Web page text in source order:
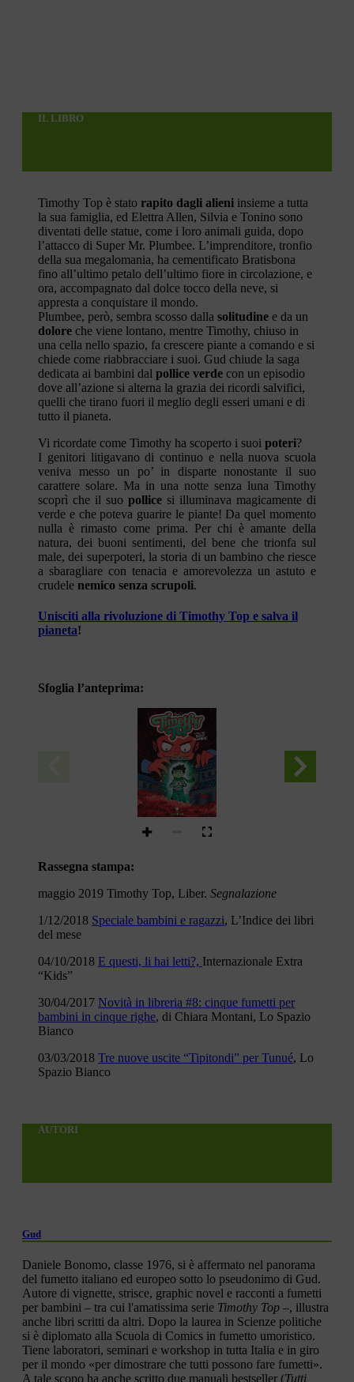
IL LIBRO
Timothy Top è stato rapito dagli alieni insieme a tutta
la sua famiglia, ed Elettra Allen, Silvia e Tonino sono
diventati delle statue, come i loro animali guida, dopo
l’attacco di Super Mr. Plumbee. L’imprenditore, tronfio
della sua megalomania, ha cementificato Bratisbona
fino all’ultimo petalo dell’ultimo fiore in circolazione, e
ora, accompagnato dal dolce tocco della neve, si
appresta a conquistare il mondo.
Plumbee, però, sembra scosso dalla solitudine e da un
dolore che viene lontano, mentre Timothy, chiuso in
una cella nello spazio, fa crescere piante a comando e si
chiede come riabbracciare i suoi. Gud chiude la saga
dedicata ai bambini dal pollice verde con un episodio
dove all’azione si alterna la grazia dei ricordi salvifici,
quelli che tirano fuori il meglio degli esseri umani e di
tutto il pianeta.
Vi ricordate come Timothy ha scoperto i suoi poteri?
I genitori litigavano di continuo e nella nuova scuola
veniva messo un po’ in disparte nonostante il suo
carattere solare. Ma in una notte senza luna Timothy
scoprì che il suo pollice si illuminava magicamente di
verde e che poteva guarire le piante! Da quel momento
nulla è rimasto come prima. Per chi è amante della
natura, dei buoni sentimenti, del bene che trionfa sul
male, dei superpoteri, la storia di un bambino che riesce
a sbaragliare con tenacia e amorevolezza un astuto e
crudele nemico senza scrupoli.
Unisciti alla rivoluzione di Timothy Top e salva il
pianeta!
Sfoglia l’anteprima:
tunué
ROSSO
PLUMBEE
LIBRO TRE
Rassegna stampa:
maggio 2019 Timothy Top, Liber. Segnalazione
1/12/2018 Speciale bambini e ragazzi, L’Indice dei libri
del mese
04/10/2018 E questi, li hai letti?, Internazionale Extra
“Kids”
30/04/2017 Novità in libreria #8: cinque fumetti per
bambini in cinque righe, di Chiara Montani, Lo Spazio
Bianco
03/03/2018 Tre nuove uscite “Tipitondi” per Tunué, Lo
Spazio Bianco
AUTORI
Gud
Daniele Bonomo, classe 1976, si è affermato nel panorama
del fumetto italiano ed europeo sotto lo pseudonimo di Gud.
Autore di vignette, strisce, graphic novel e racconti a fumetti
per bambini – tra cui l'amatissima serie Timothy Top –, illustra
anche libri scritti da altri. Dopo la laurea in Scienze politiche
si è diplomato alla Scuola di Comics in fumetto umoristico.
Tiene laboratori, seminari e workshop in tutta Italia e in giro
per il mondo «per dimostrare che tutti possono fare fumetti».
A tale scopo ha anche scritto due manuali bestseller (Tutti